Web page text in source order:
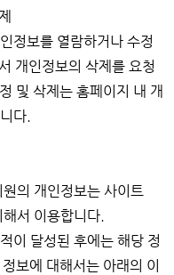
정보를 열람하거나 수정
개인정보의 삭제를 요청
및 삭제는 홈페이지 내 개
다.
의 개인정보는 사이트
서 이용합니다.
이 달성된 후에는 해당 정
보에 대해서는 아래의 이